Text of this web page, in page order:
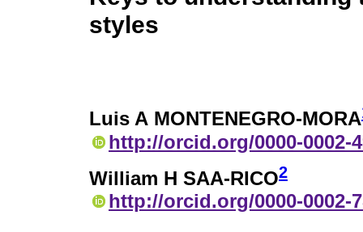
styles
Luis A MONTENEGRO-MORA
http://orcid.org/0000-0002-
William H SAA-RICO2
http://orcid.org/0000-0002-